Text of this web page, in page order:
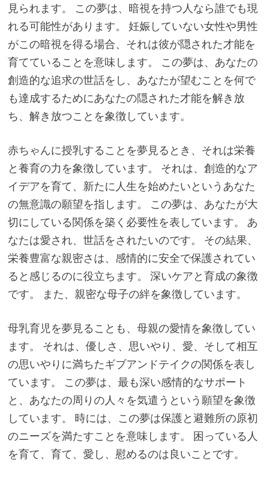
見られます。 この夢は、暗視を持つ人なら誰でも現
れる可能性があります。 妊娠していない女性や男性
がこの暗視を得る場合、それは彼が隠された才能を
育てていることを意味します。 この夢は、あなたの
創造的な追求の世話をし、あなたが望むことを何で
も達成するためにあなたの隠された才能を解き放
ち、解き放つことを象徴しています。
赤ちゃんに授乳することを夢見るとき、それは栄養
と養育の力を象徴しています。 それは、創造的なア
イデアを育て、新たに人生を始めたいというあなた
の無意識の願望を指します。 この夢は、あなたが大
切にしている関係を築く必要性を表しています。 あ
なたは愛され、世話をされたいのです。 その結果、
栄養豊富な親密さは、感情的に安全で保護されてい
ると感じるのに役立ちます。 深いケアと育成の象徴
です。 また、親密な母子の絆を象徴しています。
母乳育児を夢見ることも、母親の愛情を象徴してい
ます。 それは、優しさ、思いやり、愛、そして相互
の思いやりに満ちたギブアンドテイクの関係を表し
ています。 この夢は、最も深い感情的なサポート
と、あなたの周りの人々を気遣うという願望を象徴
しています。 時には、この夢は保護と避難所の原初
のニーズを満たすことを意味します。 困っている人
を育て、育て、愛し、慰めるのは良いことです。